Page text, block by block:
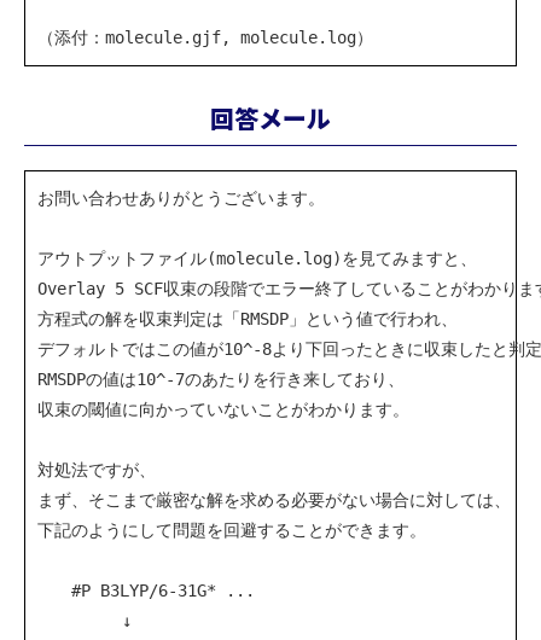
回答メール
お問い合わせありがとうございます。
アウトプットファイル(molecule.log)を見てみますと、
Overlay 5 SCF収束の段階でエラー終了していることがわかりま
方程式の解を収束判定は「RMSDP」という値で行われ、
デフォルトではこの値が10^-8より下回ったときに収束したと判
RMSDPの値は10^-7のあたりを行き来しており、
収束の閾値に向かっていないことがわかります。
対処法ですが、
まず、そこまで厳密な解を求める必要がない場合に対しては、
下記のようにして問題を回避することができます。
#P B3LYP/6-31G* ...
↓